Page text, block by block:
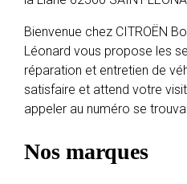
Bienvenue chez CITROËN
Léonard vous propose les
réparation et entretien de
satisfaire et attend votre
appeler au numéro se
Nos marques